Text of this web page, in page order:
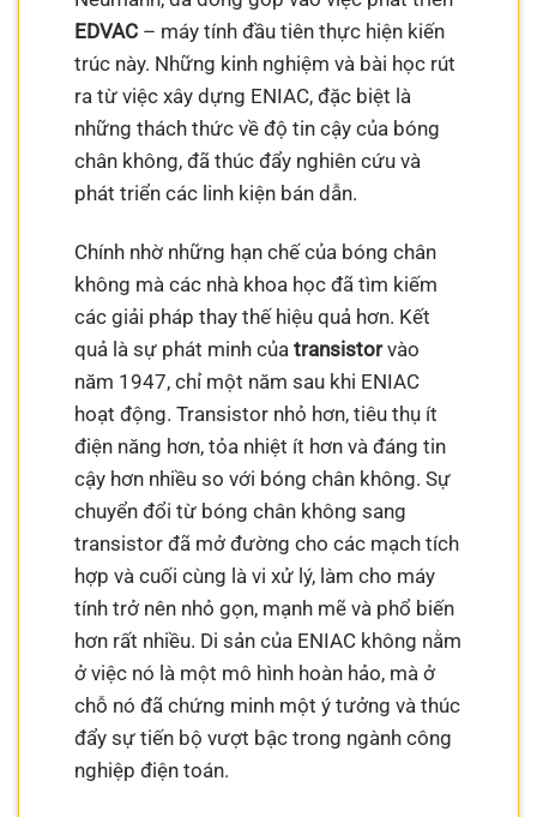
EDVAC – máy tính đầu tiên thực hiện kiến
trúc này. Những kinh nghiệm và bài học rút
ra từ việc xây dựng ENIAC, đặc biệt là
những thách thức về độ tin cậy của bóng
chân không, đã thúc đẩy nghiên cứu và
phát triển các linh kiện bán dẫn.
Chính nhờ những hạn chế của bóng chân
không mà các nhà khoa học đã tìm kiếm
các giải pháp thay thế hiệu quả hơn. Kết
quả là sự phát minh củatransistorvào
năm 1947, chỉ một năm sau khi ENIAC
hoạt động. Transistor nhỏ hơn, tiêu thụ ít
điện năng hơn, tỏa nhiệt ít hơn và đáng tin
cậy hơn nhiều so với bóng chân không. Sự
chuyển đổi từ bóng chân không sang
transistor đã mở đường cho các mạch tích
hợp và cuối cùng là vi xử lý, làm cho máy
tính trở nên nhỏ gọn, mạnh mẽ và phổ biến
hơn rất nhiều. Di sản của ENIAC không nằm
ở việc nó là một mô hình hoàn hảo, mà ở
chỗ nó đã chứng minh một ý tưởng và thúc
đẩy sự tiến bộ vượt bậc trong ngành công
nghiệp điện toán.